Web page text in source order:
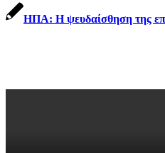
ΗΠΑ: Η ψευδαίσθηση της